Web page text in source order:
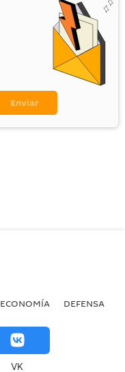
ECONOMÍA DEFENSA
VK